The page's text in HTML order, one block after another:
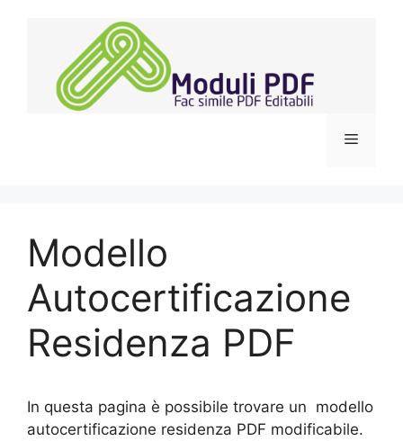
Menu
Modello
Autocertificazione
Residenza PDF
In questa pagina è possibile trovare un modello
autocertificazione residenza PDF modificabile.